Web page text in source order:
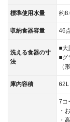
標準使用水量 約
収納食器容量 46
洗える食器の寸
法
■大
■グ
（
庫内容積 62L
7コ
・
・